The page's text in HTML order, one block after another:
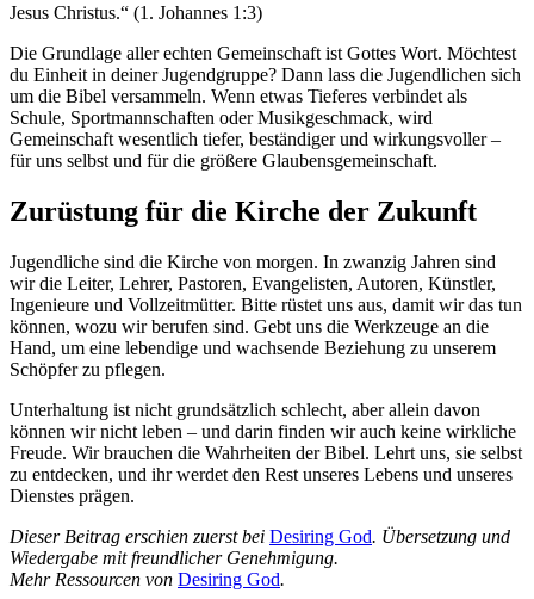
Jesus Christus.“ (‭‭1. Johannes‬ ‭1‬:‭3‬)
Die Grundlage aller echten Gemeinschaft ist Gottes Wort. Möchtest
du Einheit in deiner Jugendgruppe? Dann lass die Jugendlichen sich
um die Bibel versammeln. Wenn etwas Tieferes verbindet als
Schule, Sportmannschaften oder Musikgeschmack, wird
Gemeinschaft wesentlich tiefer, beständiger und wirkungsvoller –
für uns selbst und für die größere Glaubensgemeinschaft.
Zurüstung für die Kirche der Zukunft
Jugendliche sind die Kirche von morgen. In zwanzig Jahren sind
wir die Leiter, Lehrer, Pastoren, Evangelisten, Autoren, Künstler,
Ingenieure und Vollzeitmütter. Bitte rüstet uns aus, damit wir das tun
können, wozu wir berufen sind. Gebt uns die Werkzeuge an die
Hand, um eine lebendige und wachsende Beziehung zu unserem
Schöpfer zu pflegen.
Unterhaltung ist nicht grundsätzlich schlecht, aber allein davon
können wir nicht leben – und darin finden wir auch keine wirkliche
Freude. Wir brauchen die Wahrheiten der Bibel. Lehrt uns, sie selbst
zu entdecken, und ihr werdet den Rest unseres Lebens und unseres
Dienstes prägen.
Dieser Beitrag erschien zuerst bei Desiring God. Übersetzung und
Wiedergabe mit freundlicher Genehmigung.
Mehr Ressourcen von Desiring God.